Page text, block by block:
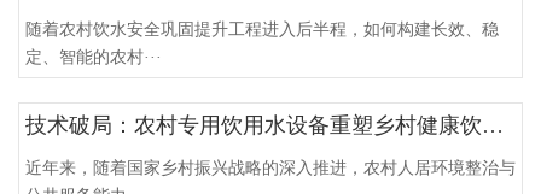
随着农村饮水安全巩固提升工程进入后半程，如何构建长效、稳
定、智能的农村···
技术破局：农村专用饮用水设备重塑乡村健康饮水新生态
近年来，随着国家乡村振兴战略的深入推进，农村人居环境整治与